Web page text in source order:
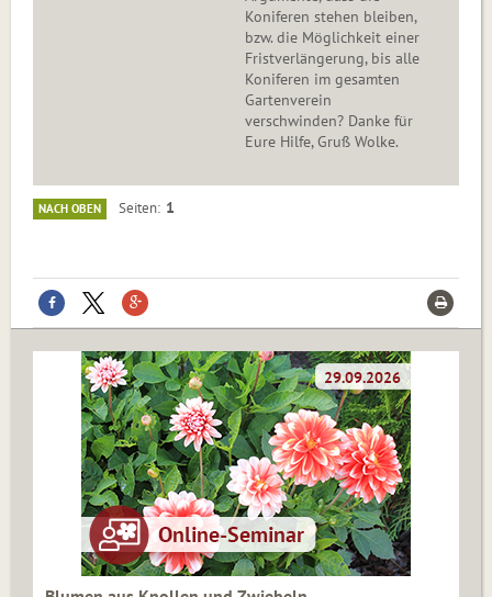
Koniferen stehen bleiben,
bzw. die Möglichkeit einer
Fristverlängerung, bis alle
Koniferen im gesamten
Gartenverein
verschwinden? Danke für
Eure Hilfe, Gruß Wolke.
NACH OBEN Seiten 1